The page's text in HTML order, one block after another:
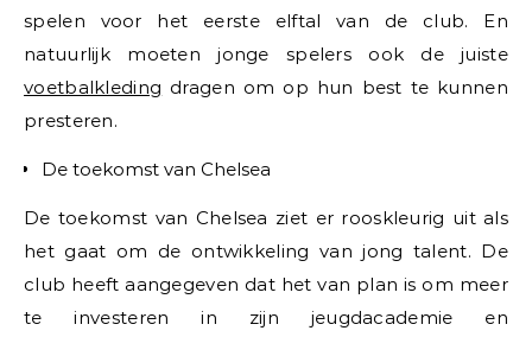
spelen voor het eerste elftal van de club. En
natuurlijk moeten jonge spelers ook de juiste
voetbalkleding dragen om op hun best te kunnen
presteren.
De toekomst van Chelsea
De toekomst van Chelsea ziet er rooskleurig uit als
het gaat om de ontwikkeling van jong talent. De
club heeft aangegeven dat het van plan is om meer
te investeren in zijn jeugdacademie en